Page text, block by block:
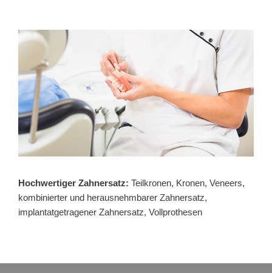
TERMIN ONLINE BUCHEN
STELLENANGEBOT
Hochwertiger Zahnersatz: Teilkronen, Kronen, Veneers,
kombinierter und herausnehmbarer Zahnersatz,
implantatgetragener Zahnersatz, Vollprothesen